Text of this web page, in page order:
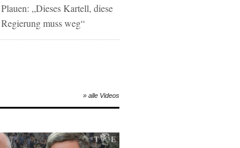
Plauen: „Dieses Kartell, diese
Regierung muss weg“
» alle Videos